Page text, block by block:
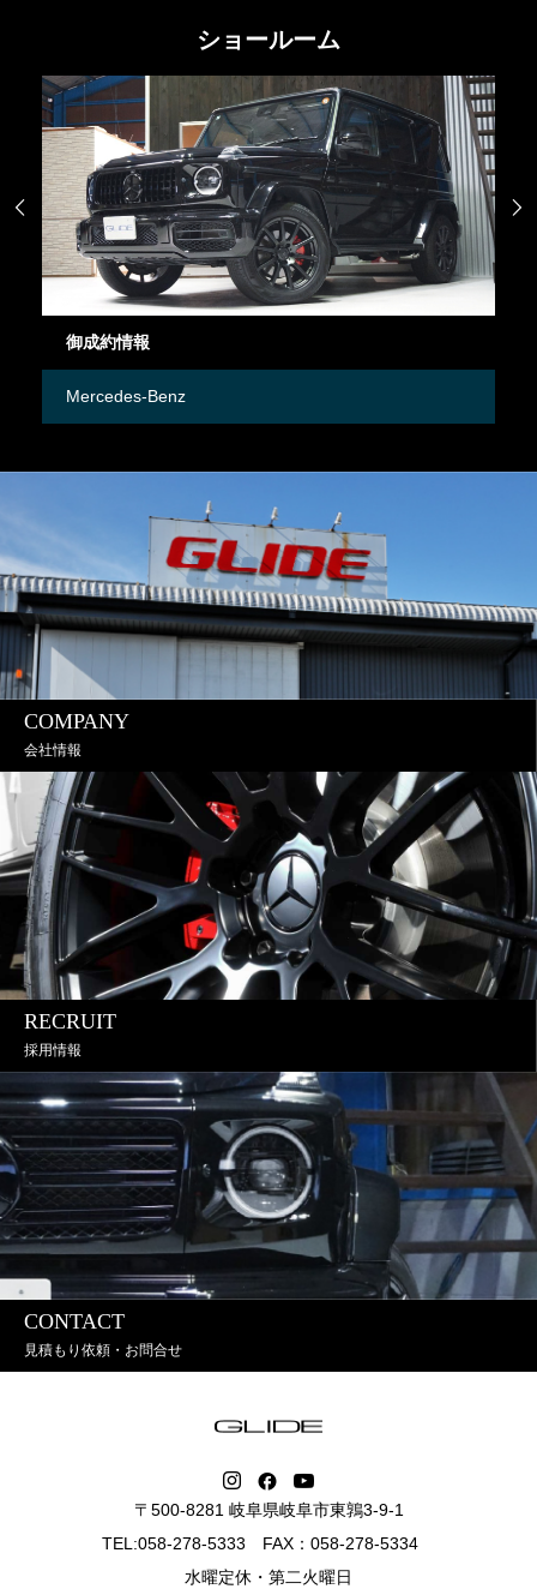
ショールーム
御成約情報
Mercedes-Benz
 
COMPANY
会社情報
RECRUIT
採用情報
CONTACT
見積もり依頼・お問合せ
〒500-8281 岐阜県岐阜市東鶉3-9-1
TEL:058-278-5333 FAX：058-278-5334
水曜定休・第二火曜日